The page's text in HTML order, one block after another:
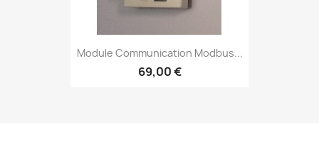
Module Communication Modbus...
69,00 €